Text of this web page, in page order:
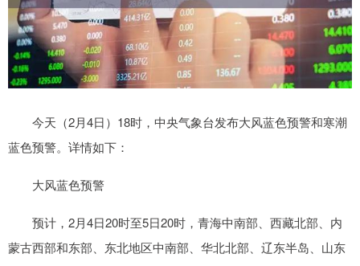
今天（2月4日）18时，中央气象台发布大风蓝色预警和寒潮
蓝色预警。详情如下：
大风蓝色预警
预计，2月4日20时至5日20时，青海中南部、西藏北部、内
蒙古西部和东部、东北地区中南部、华北北部、辽东半岛、山东